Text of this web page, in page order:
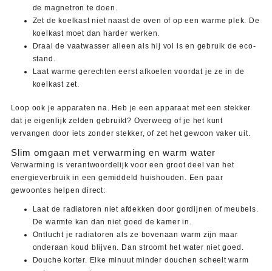
de magnetron te doen.
Zet de koelkast niet naast de oven of op een warme plek. De
koelkast moet dan harder werken.
Draai de vaatwasser alleen als hij vol is en gebruik de eco-
stand.
Laat warme gerechten eerst afkoelen voordat je ze in de
koelkast zet.
Loop ook je apparaten na. Heb je een apparaat met een stekker
dat je eigenlijk zelden gebruikt? Overweeg of je het kunt
vervangen door iets zonder stekker, of zet het gewoon vaker uit.
Slim omgaan met verwarming en warm water
Verwarming is verantwoordelijk voor een groot deel van het
energieverbruik in een gemiddeld huishouden. Een paar
gewoontes helpen direct:
Laat de radiatoren niet afdekken door gordijnen of meubels.
De warmte kan dan niet goed de kamer in.
Ontlucht je radiatoren als ze bovenaan warm zijn maar
onderaan koud blijven. Dan stroomt het water niet goed.
Douche korter. Elke minuut minder douchen scheelt warm